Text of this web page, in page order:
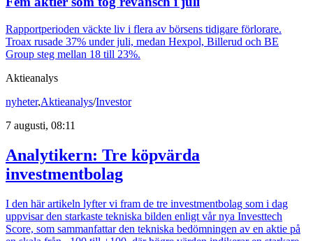
Rapportperioden väckte liv i flera av börsens tidigare förlorare.
Troax rusade 37% under juli, medan Hexpol, Billerud och BE
Group steg mellan 18 till 23%.
Aktieanalys
nyheter,Aktieanalys/Investor
7 augusti, 08:11
Analytikern: Tre köpvärda
investmentbolag
I den här artikeln lyfter vi fram de tre investmentbolag som i dag
uppvisar den starkaste tekniska bilden enligt vår nya Investtech
Score, som sammanfattar den tekniska bedömningen av en aktie på